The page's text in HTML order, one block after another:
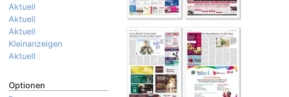
Aktuell
Aktuell
Aktuell
Kleinanzeigen
Aktuell
Optionen